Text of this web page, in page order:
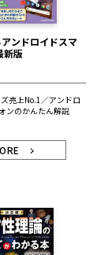
ンドロイドスマ
版
売上No.1／アンドロ
ンのかんたん解説